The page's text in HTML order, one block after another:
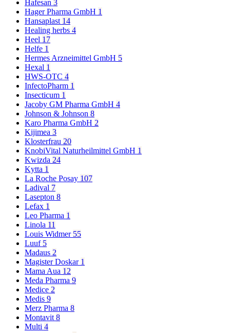
Hafesan 3
Hager Pharma GmbH 1
Hansaplast 14
Healing herbs 4
Heel 17
Helfe 1
Hermes Arzneimittel GmbH 5
Hexal 1
HWS-OTC 4
InfectoPharm 1
Insecticum 1
Jacoby GM Pharma GmbH 4
Johnson & Johnson 8
Karo Pharma GmbH 2
Kijimea 3
Klosterfrau 20
KnobiVital Naturheilmittel GmbH 1
Kwizda 24
Kytta 1
La Roche Posay 107
Ladival 7
Lasepton 8
Lefax 1
Leo Pharma 1
Linola 11
Louis Widmer 55
Luuf 5
Madaus 2
Magister Doskar 1
Mama Aua 12
Meda Pharma 9
Medice 2
Medis 9
Merz Pharma 8
Montavit 8
Multi 4